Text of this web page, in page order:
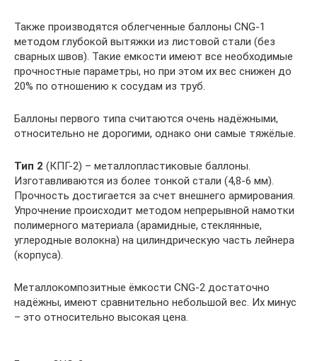
Также производятся облегченные баллоны CNG-1
методом глубокой вытяжки из листовой стали (без
сварных швов). Такие емкости имеют все необходимые
прочностные параметры, но при этом их вес снижен до
20% по отношению к сосудам из труб.
Баллоны первого типа считаются очень надёжными,
относительно не дорогими, однако они самые тяжёлые.
Тип 2 (КПГ-2) – металлопластиковые баллоны.
Изготавливаются из более тонкой стали (4,8-6 мм).
Прочность достигается за счет внешнего армирования.
Упрочнение происходит методом непрерывной намотки
полимерного материала (арамидные, стеклянные,
углеродные волокна) на цилиндрическую часть лейнера
(корпуса).
Металлокомпозитные ёмкости CNG-2 достаточно
надёжны, имеют сравнительно небольшой вес. Их минус
– это относительно высокая цена.